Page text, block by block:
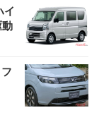
イ
動